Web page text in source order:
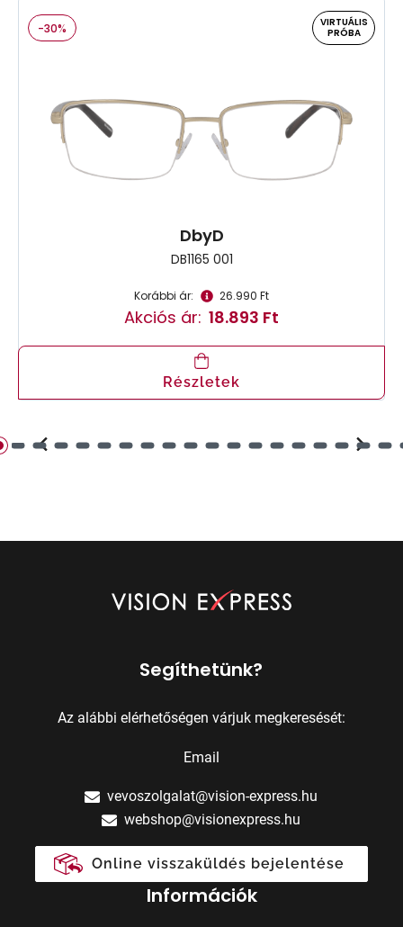
-30%
VIRTUÁLIS
PRÓBA
DbyD
DB1165 001
Korábbi ár: 26.990 Ft
Akciós ár: 18.893 Ft
Részletek
Segíthetünk?
Az alábbi elérhetőségen várjuk megkeresését:
Email
vevoszolgalat@vision-express.hu
webshop@visionexpress.hu
Online visszaküldés bejelentése
Információk